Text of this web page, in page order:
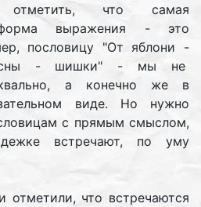
что самая
форма выражения - это
пословицу "От яблони -
- шишки" - мы не
а конечно же в
виде. Но нужно
с прямым смыслом,
встречают, по уму
отметили, что встречаются